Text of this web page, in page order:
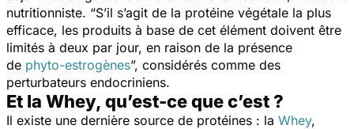
nutritionniste. “S’il s’agit de la protéine végétale la plus
efficace, les produits à base de cet élément doivent être
limités à deux par jour, en raison de la présence
de phyto-estrogènes”, considérés comme des
perturbateurs endocriniens.
Et la Whey, qu’est-ce que c’est ?
Il existe une dernière source de protéines : la Whey,